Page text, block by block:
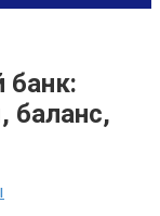
банк:
баланс,